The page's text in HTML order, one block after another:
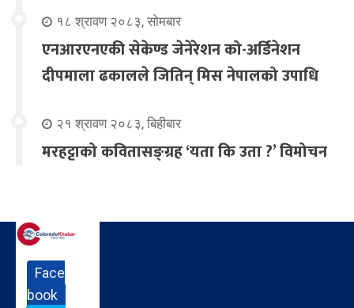
१८ श्रावण २०८३, सोमबार
एनआरएनएकी सेकेण्ड जेनेरेशन को-अर्डिनेशन
दीपमाला ढकालले जितिन् मिस नेपालको उपाधि
२१ श्रावण २०८३, बिहीबार
मरहट्टाको कवितासङ्ग्रह ‘यता कि उता ?’ विमोचन
Face
book